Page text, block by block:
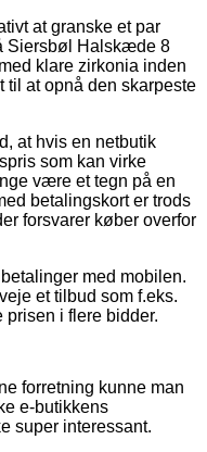
at granske et par
Siersbøl Halskæde 8
klare zirkonia inden
til at opnå den skarpeste
at hvis en netbutik
som kan virke
være et tegn på en
betalingskort er trods
forsvarer køber overfor
med mobilen.
et tilbud som f.eks.
i flere bidder.
forretning kunne man
e-butikkens
super interessant.